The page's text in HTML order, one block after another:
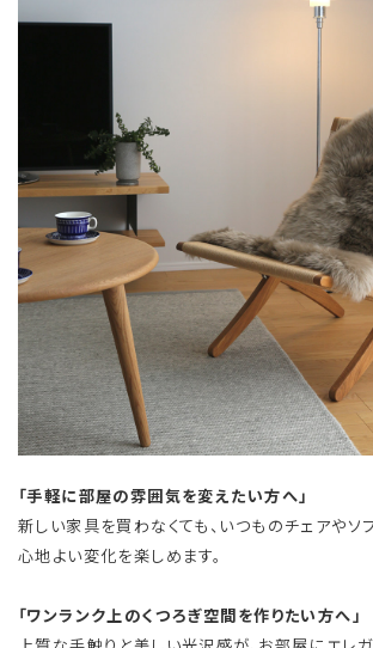
「手軽に部屋の雰囲気を変えたい方へ」
新しい家具を買わなくても、いつものチェアやソ
心地よい変化を楽しめます。
「ワンランク上のくつろぎ空間を作りたい方へ」